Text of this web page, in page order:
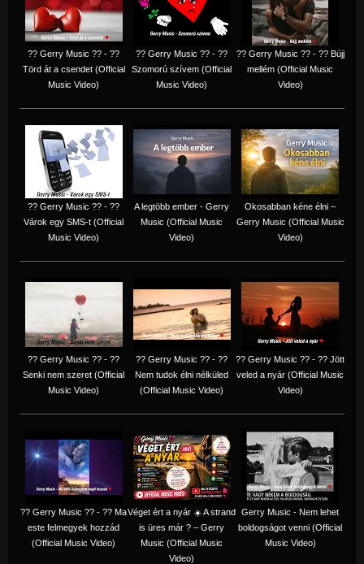
?? Gerry Music ?? - ??
Törd át a csendet (Official
Music Video)
?? Gerry Music ?? - ??
Szomorú szívem (Official
Music Video)
?? Gerry Music ?? - ?? Bújj
mellém (Official Music
Video)
?? Gerry Music ?? - ??
Várok egy SMS-t (Official
Music Video)
A legtöbb ember - Gerry
Music (Official Music
Video)
Okosabban kéne élni –
Gerry Music (Official Music
Video)
?? Gerry Music ?? - ??
Senki nem szeret (Official
Music Video)
?? Gerry Music ?? - ??
Nem tudok élni nélküled
(Official Music Video)
?? Gerry Music ?? - ?? Jött
veled a nyár (Official Music
Video)
?? Gerry Music ?? - ?? Ma
este felmegyek hozzád
(Official Music Video)
Véget ért a nyár ☀️ A strand
is üres már ? – Gerry
Music (Official Music
Video)
Gerry Music - Nem lehet
boldogságot venni (Official
Music Video)